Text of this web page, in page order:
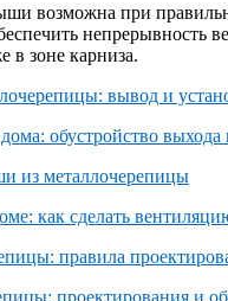
возможна при
в зоне карниза.